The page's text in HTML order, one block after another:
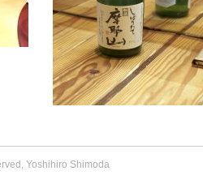
Yoshihiro Shimoda